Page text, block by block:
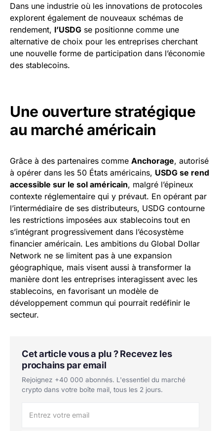
Dans une industrie où les innovations de protocoles
explorent également de nouveaux schémas de
rendement, l’USDG se positionne comme une
alternative de choix pour les entreprises cherchant
une nouvelle forme de participation dans l’économie
des stablecoins.
Une ouverture stratégique
au marché américain
Grâce à des partenaires comme Anchorage, autorisé
à opérer dans les 50 États américains, USDG se rend
accessible sur le sol américain, malgré l’épineux
contexte réglementaire qui y prévaut. En opérant par
l’intermédiaire de ses distributeurs, USDG contourne
les restrictions imposées aux stablecoins tout en
s’intégrant progressivement dans l’écosystème
financier américain. Les ambitions du Global Dollar
Network ne se limitent pas à une expansion
géographique, mais visent aussi à transformer la
manière dont les entreprises interagissent avec les
stablecoins, en favorisant un modèle de
développement commun qui pourrait redéfinir le
secteur.
Cet article vous a plu ? Recevez les
prochains par email
Rejoignez +40 000 abonnés. L'essentiel du marché
crypto dans votre boîte mail, tous les 2 jours.